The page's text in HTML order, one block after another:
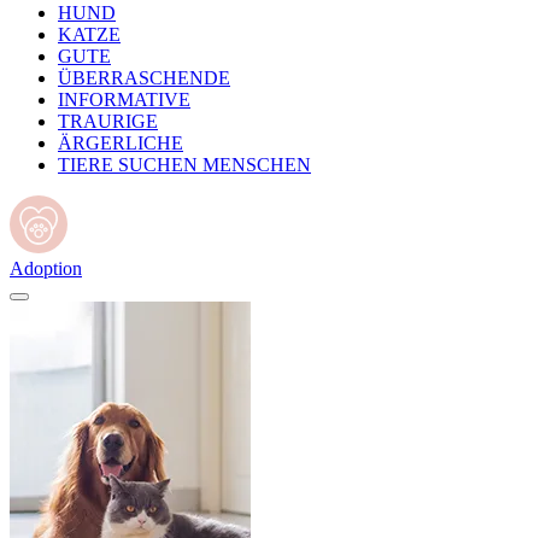
HUND
KATZE
GUTE
ÜBERRASCHENDE
INFORMATIVE
TRAURIGE
ÄRGERLICHE
TIERE SUCHEN MENSCHEN
Adoption